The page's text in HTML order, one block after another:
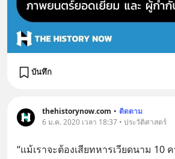
บันทึก
thehistorynow.com • ติดตาม
6 ม.ค. 2020 เวลา 18:37 • ประวัติศาสตร์
“แม้เราจะต้องเสียทหารเวียดนาม 10